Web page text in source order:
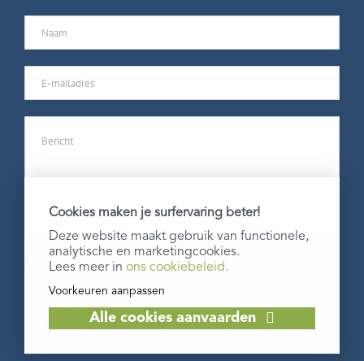
Ik ga akkoord met deprivacy verklaring
Verzenden
Cookies maken je surfervaring beter!
Deze website maakt gebruik van functionele,
analytische en marketingcookies.
Lees meer in ons cookiebeleid.
Alle cookies aanvaarden
Voorkeuren aanpassen